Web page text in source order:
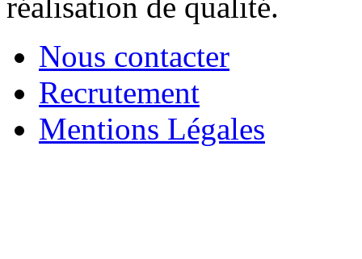
Nous contacter
Recrutement
Mentions Légales